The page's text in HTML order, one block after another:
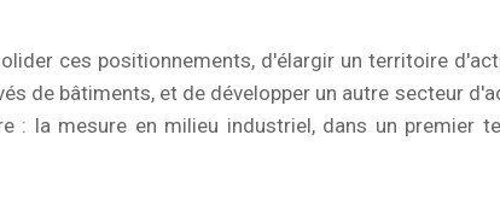
ces positionnements, d'élargir un territoire
de bâtiments, et de développer un autre secteur
: la mesure en milieu industriel, dans un premier